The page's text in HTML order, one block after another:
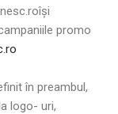
promo
în preambul,
logo- uri,